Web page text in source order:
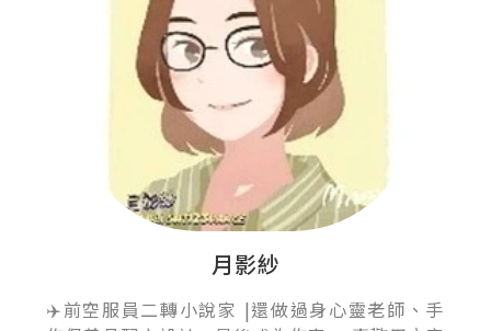
月影紗
✈️前空服員二轉小說家 |還做過身心靈老師、手